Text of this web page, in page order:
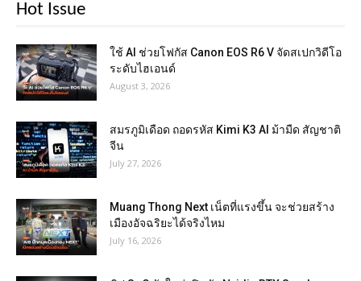
Hot Issue
ใช้ AI ช่วยโฟกัส Canon EOS R6 V จัดสเปกวิดีโอ
ระดับไฮเอนด์
August 3, 2026
สมรภูมิเดือด ถอดรหัส Kimi K3 AI ม้ามืด สัญชาติ
จีน
July 27, 2026
Muang Thong Next เน็ตที่แรงขึ้น จะช่วยสร้าง
เมืองอัจฉริยะได้จริงไหม
July 16, 2026